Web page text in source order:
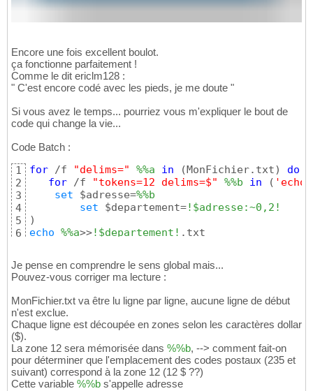
Encore une fois excellent boulot.
ça fonctionne parfaitement !
Comme le dit ericlm128 :
" C'est encore codé avec les pieds, je me doute "
Si vous avez le temps... pourriez vous m'expliquer le bout de
code qui change la vie...
Code Batch :
1
2
3
4
5
6
for /f "delims=" %%a in (MonFichier.txt) do
for /f "tokens=12 delims=$" %%b in ( 'echo
set $adresse=%%b
set $departement=!$adresse:~0,2!
echo %%a>>!$departement! .txt
Je pense en comprendre le sens global mais...
Pouvez-vous corriger ma lecture :
MonFichier.txt va être lu ligne par ligne, aucune ligne de début
n'est exclue.
Chaque ligne est découpée en zones selon les caractères dollar
($).
La zone 12 sera mémorisée dans %%b, --> comment fait-on
pour déterminer que l'emplacement des codes postaux (235 et
suivant) correspond à la zone 12 (12 $ ??)
Cette variable %%b s'appelle adresse